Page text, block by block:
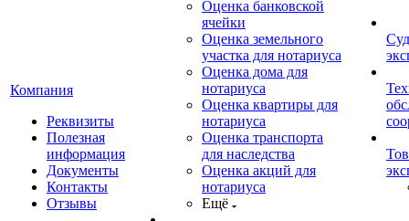
Компания
Реквизиты
Полезная
информация
Документы
Контакты
Отзывы
Оценка банковской
ячейки
Оценка земельного
участка для нотариуса
Оценка дома для
нотариуса
Оценка квартиры для
нотариуса
Оценка транспорта
для наследства
Оценка акций для
нотариуса
Ещё